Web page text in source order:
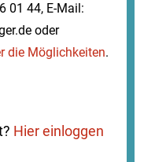
01 44, E-Mail:
oder
die Möglichkeiten.
Hier einloggen